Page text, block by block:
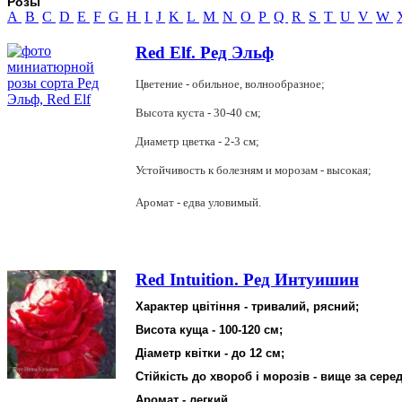
A B C D E F G H I J K L M N O P Q R S T U V W
Red Elf. Ред Эльф
Цветение - обильное, волнообразное;
Высота куста - 30-40 см;
Диаметр цветка - 2-3 см;
Устойчивость к болезням и морозам - высокая;
Аромат - едва уловимый.
Red Intuition. Ред Интуишин
Характер цвітіння - тривалий, рясний;
Висота куща - 100-120 см;
Діаметр квітки - до 12 см;
Стійкість до хвороб і морозів - вище за